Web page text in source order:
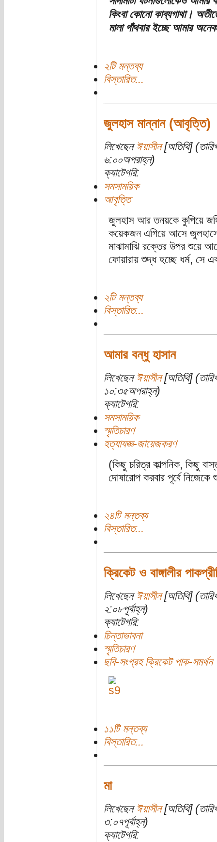
কিংবা কোনো কাব্যগাথা।
মালা গাঁথবার ইচ্ছে আমার
২টি মন্তব্য
বিস্তারিত...
জুলহাস মান্নান (আবৃত্তি)
লিখেছেন ঈয়াসীন[অতিথি]
৬:০০অপরাহ্ন)
ক্যাটেগরি:
সমসাময়িক
আবৃত্তি
জুলহাস আর তনয়কে কুপিয়ে
কয়েকজন এগিয়ে আসে
মাঝামাঝি রক্তের উপর শুয়ে
ফোয়ারায় শুদ্ধ হচ্ছে ধর্ম, সে
২টি মন্তব্য
বিস্তারিত...
আমার বন্ধু হাসান
লিখেছেন ঈয়াসীন[অতিথি]
১০:৩৫অপরাহ্ন)
ক্যাটেগরি:
সমসাময়িক
স্মৃতিচারণ
হত্যাযজ্ঞ-জায়েজকরণ
(কিছু চরিত্র কাল্পনিক, কিছু
দোষারোপ করবার পূর্বে নিজেকে
২৪টি মন্তব্য
বিস্তারিত...
ক্রিকেট ও বাঙ্গালীর
লিখেছেন ঈয়াসীন[অতিথি]
২:০৮পূর্বাহ্ন)
ক্যাটেগরি:
চিন্তাভাবনা
স্মৃতিচারণ
ছবি-সংগ্রহ ক্রিকেট পাক-সমর্থন
১১টি মন্তব্য
বিস্তারিত...
মা
লিখেছেন ঈয়াসীন[অতিথি]
৩:০৭পূর্বাহ্ন)
ক্যাটেগরি: